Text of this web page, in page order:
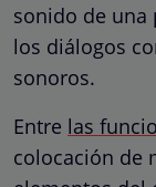
sonido de una
los diálogos
sonoros.
Entre las
colocación de